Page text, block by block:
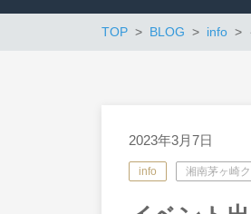
TOP BLOG info
2023年3月7日
info 湘南茅ヶ崎